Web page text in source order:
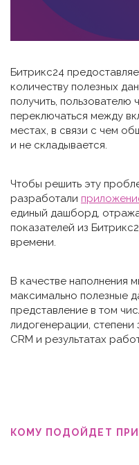
Битрикс24
количеству полезных
получить, пользователю
переключаться между
местах, в связи с чем
и не складывается.
Чтобы решить эту
разработали
единый дашборд,
показателей из
времени.
В качестве наполнения
максимально полезные
представление в том
лидогенерации,
CRM и результатах
КОМУ ПОДОЙДЕТ